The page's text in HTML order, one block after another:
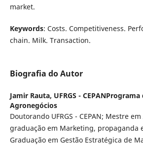
market.
Keywords: Costs. Competitiveness.
chain. Milk. Transaction.
Biografia do Autor
Jamir Rauta, UFRGS -
Agronegócios
Doutorando UFRGS - CEPAN; Mestre
graduação em Marketing, propaganda
Graduação em Gestão Estratégica de